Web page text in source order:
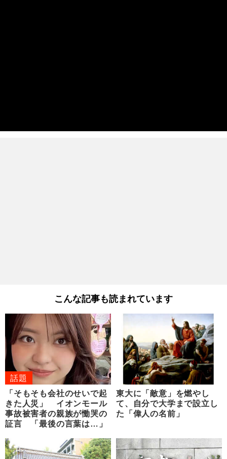
こんな記事も読まれています
話題
「そもそも会社のせいで起
きた人災」 イオンモール
事故被害者の親族が慟哭の
証言 「最後の言葉は…」
東大に「敵意」を燃やし
て、自分で大学まで設立し
た「偉人の名前」